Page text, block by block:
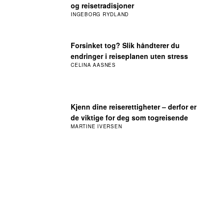
Kjenn dine reiserettigheter – derfor er
de viktige for deg som togreisende
MARTINE IVERSEN
Forsinket tog? Slik håndterer du
endringer i reiseplanen uten stress
CELINA AASNES
og reisetradisjoner
INGEBORG RYDLAND